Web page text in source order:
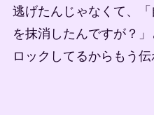
逃げたんじゃなくて、
を抹消したんですが？
ロックしてるからもう伝